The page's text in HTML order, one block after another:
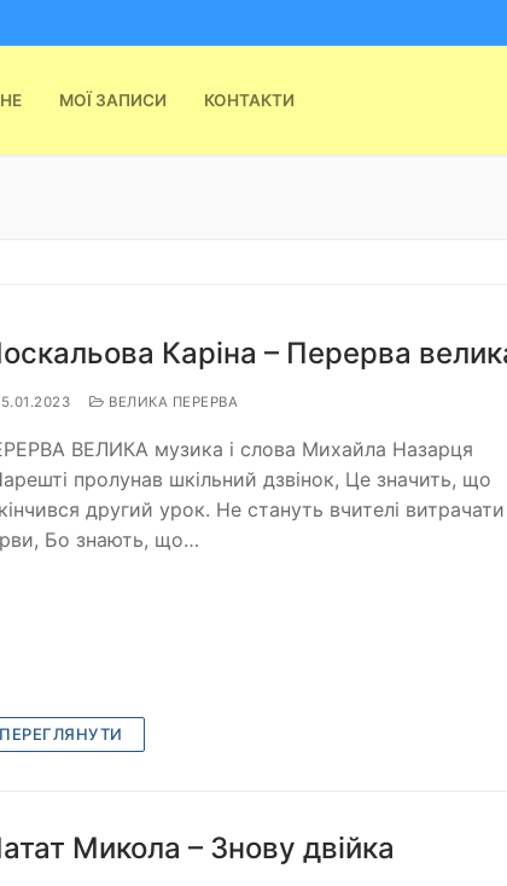
МОЇ ЗАПИСИ КОНТАКТИ
Каріна – Перерва
ВЕЛИКА ПЕРЕРВА
ВЕЛИКА музика і слова Михайла Назарця
пролунав шкільний дзвінок, Це значить, що
другий урок. Не стануть вчителі витрачати
Бо знають, що…
ПЕРЕГЛЯНУТИ
Микола – Знову двійка